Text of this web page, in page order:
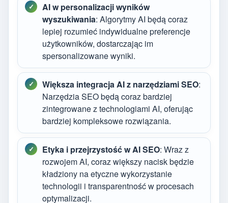
AI w personalizacji wyników
wyszukiwania: Algorytmy AI będą coraz
lepiej rozumieć indywidualne preferencje
użytkowników, dostarczając im
spersonalizowane wyniki.
Większa integracja AI z narzędziami SEO:
Narzędzia SEO będą coraz bardziej
zintegrowane z technologiami AI, oferując
bardziej kompleksowe rozwiązania.
Etyka i przejrzystość w AI SEO: Wraz z
rozwojem AI, coraz większy nacisk będzie
kładziony na etyczne wykorzystanie
technologii i transparentność w procesach
optymalizacji.